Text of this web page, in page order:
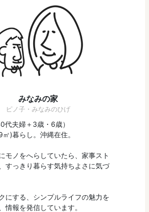
みなみの家
ピノ子・みなみのひげ
代夫婦＋3歳・6歳）
)暮らし。沖縄在住。
モノをへらしていたら、家事スト
すっきり暮らす気持ちよさに気づ
にする、シンプルライフの魅力を
情報を発信しています。